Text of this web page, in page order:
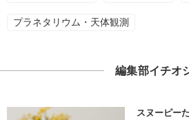
プラネタリウム・天体観測
編集部イチオ
スヌーピー